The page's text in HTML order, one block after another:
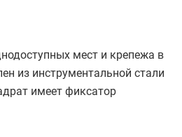
мест и крепежа в
из инструментальной стали
имеет фиксатор